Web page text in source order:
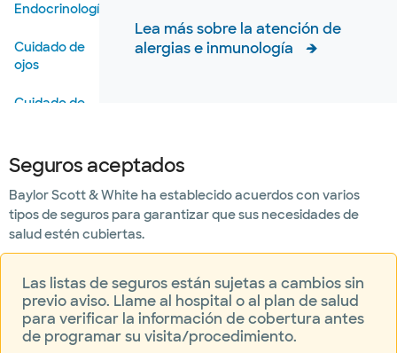
Endocrinología
Cuidado de
ojos
Cuidado de
Corazón y
Vascular
Hematología
Formación
imágenes y
radiología
Medicina
Lea más sobre la atención de
alergias e inmunología
Seguros aceptados
Baylor Scott & White ha establecido acuerdos con varios
tipos de seguros para garantizar que sus necesidades de
salud estén cubiertas.
Las listas de seguros están sujetas a cambios sin
previo aviso. Llame al hospital o al plan de salud
para verificar la información de cobertura antes
de programar su visita/procedimiento.